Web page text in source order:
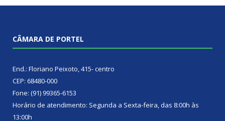
CÂMARA DE PORTEL
End.: Floriano Peixoto, 415- centro
CEP: 68480-000
Fone: (91) 99365-6153
Horário de atendimento: Segunda a Sexta-feira, das 8:00h às
13:00h